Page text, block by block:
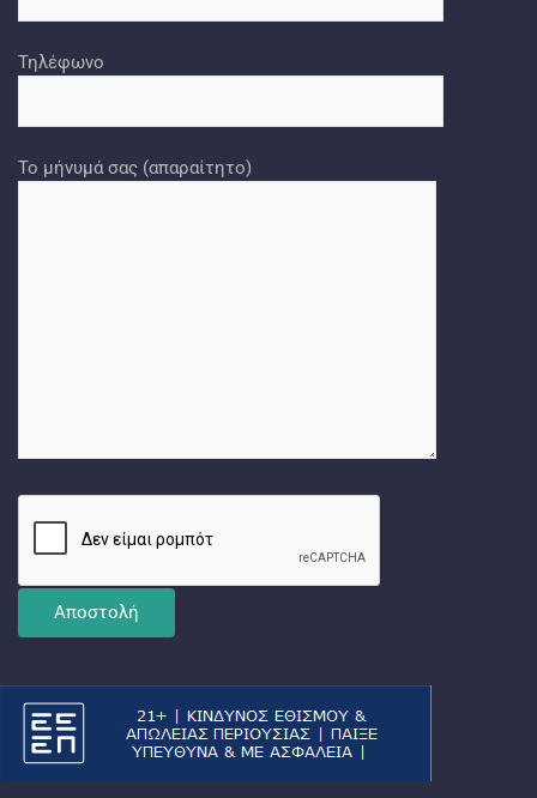
Τηλέφωνο
Το μήνυμά σας (απαραίτητο)